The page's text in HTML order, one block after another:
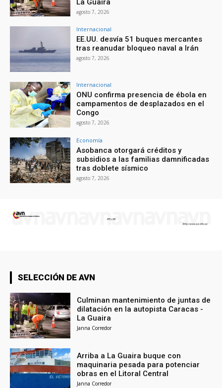
La Guaira
agosto 7, 2026
Internacional
EE.UU. desvía 51 buques mercantes
tras reanudar bloqueo naval a Irán
agosto 7, 2026
Internacional
ONU confirma presencia de ébola en
campamentos de desplazados en el
Congo
agosto 7, 2026
Economía
Asobanca otorgará créditos y
subsidios a las familias damnificadas
tras doblete sísmico
agosto 7, 2026
SELECCIÓN DE AVN
Culminan mantenimiento de juntas de
dilatación en la autopista Caracas -
La Guaira
Janna Corredor
Arriba a La Guaira buque con
maquinaria pesada para potenciar
obras en el Litoral Central
Janna Corredor